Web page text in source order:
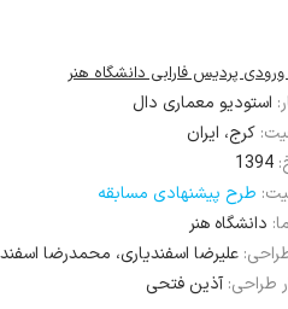
پردیس فارابی دانشگاه هنر
استودیو معماری دال
کرج، ایران
طرح پیشنهادی مسابقه
دانشگاه هنر
علیرضا اسفندیاری، محمدرضا
طراحی: آذین فتحی